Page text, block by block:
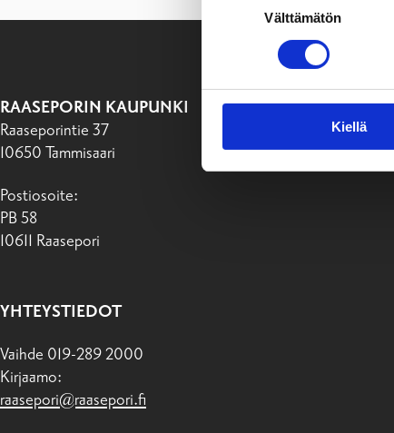
valinta
Välttämätön
Kiellä
RAASEPORIN KAUPUNKI
Raaseporintie 37
10650 Tammisaari
Postiosoite:
PB 58
10611 Raasepori
YHTEYSTIEDOT
Vaihde 019-289 2000
Kirjaamo:
raasepori@raasepori.fi